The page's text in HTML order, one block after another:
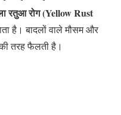
रतुआ रोग (Yellow Rust
है। बादलों वाले मौसम और
तरह फैलती है।